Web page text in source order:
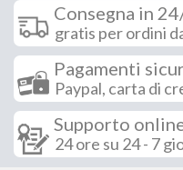
Consegna in
gratis per ordini
Pagamenti
Paypal, carta di
Supporto
24 ore su 24 - 7